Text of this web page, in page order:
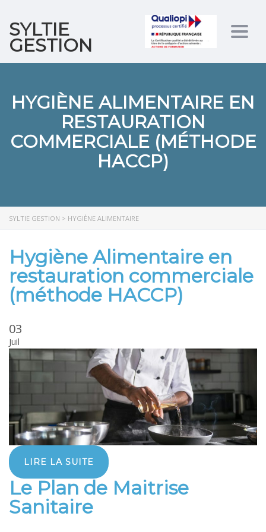
SYLTIE
GESTION
HYGIÈNE ALIMENTAIRE EN
RESTAURATION
COMMERCIALE (MÉTHODE
HACCP)
SYLTIE GESTION > HYGIÈNE ALIMENTAIRE
Hygiène Alimentaire en
restauration commerciale
(méthode HACCP)
03
Juil
LIRE LA SUITE
Le Plan de Maitrise
Sanitaire